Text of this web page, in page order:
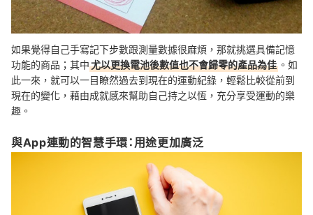
如果覺得自己手寫記下步數跟測量數據很麻煩，那就挑選具備記憶
功能的商品；其中尤以更換電池後數值也不會歸零的產品為佳 。如
此一來，就可以一目瞭然過去到現在的運動紀錄，輕鬆比較從前到
現在的變化，藉由成就感來幫助自己持之以恆，充分享受運動的樂
趣。
與App連動的智慧手環：用途更加廣泛